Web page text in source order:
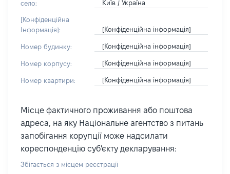
село:
Київ / Україна
[Конфіденційна
Інформація]:
[Конфіденційна інформація]
Номер будинку: [Конфіденційна інформація]
Номер корпусу: [Конфіденційна інформація]
Номер квартири: [Конфіденційна інформація]
Місце фактичного проживання або поштова
адреса, на яку Національне агентство з питань
запобігання корупції може надсилати
кореспонденцію суб'єкту декларування:
Збігається з місцем реєстрації